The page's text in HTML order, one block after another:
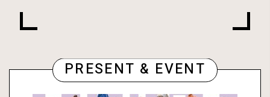
PRESENT & EVENT